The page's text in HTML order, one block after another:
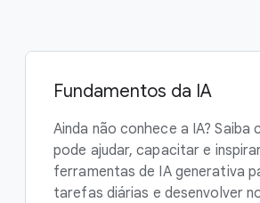
Fundamentos da IA
Ainda não conhece a IA? Saiba
pode ajudar, capacitar e
ferramentas de IA generativa
tarefas diárias e desenvolver